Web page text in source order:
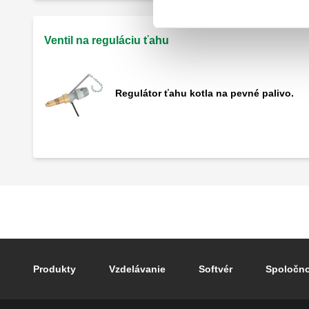
Ventil na reguláciu ťahu
Regulátor ťahu kotla na pevné palivo.
Footer main navigation
Produkty Vzdelávanie Softvér